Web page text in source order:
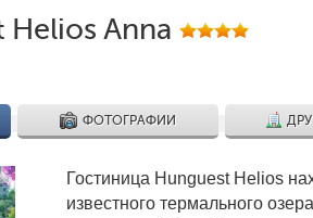
Helios Anna
ФОТОГРАФИИ
Гостиница Hunguest Helios
известного термального